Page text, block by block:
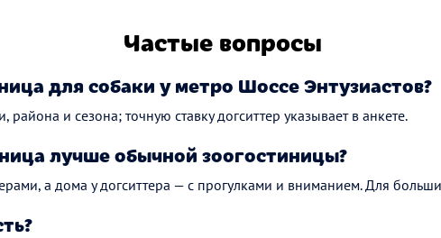
Частые вопросы
для собаки у метро Шоссе Энтузиастов?
района и сезона; точную ставку догситтер указывает в анкете.
лучше обычной зоогостиницы?
а дома у догситтера — с прогулками и вниманием. Для